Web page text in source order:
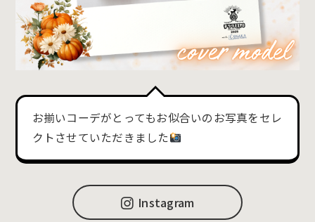
お揃いコーデがとってもお似合いのお写真をセレ
クトさせていただきました
Instagram